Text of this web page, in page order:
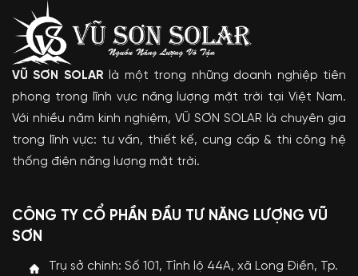
VŨ SƠN SOLAR là một trong những doanh nghiệp tiên
phong trong lĩnh vực năng lượng mặt trời tại Việt Nam.
Với nhiều năm kinh nghiệm, VŨ SƠN SOLAR là chuyên gia
trong lĩnh vực: tư vấn, thiết kế, cung cấp & thi công hệ
thống điện năng lượng mặt trời.
CÔNG TY CỔ PHẦN ĐẦU TƯ NĂNG LƯỢNG VŨ
SƠN
Trụ sở chính: Số 101, Tỉnh lộ 44A, xã Long Điền, Tp.